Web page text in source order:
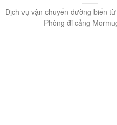
Dịch vụ vận chuyển đường biển
Phòng đi cảng